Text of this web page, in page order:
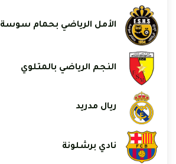
الأمل الرياضي بحمام سوسة
النجم الرياضي بالمتلوي
ريال مدريد
نادي برشلونة